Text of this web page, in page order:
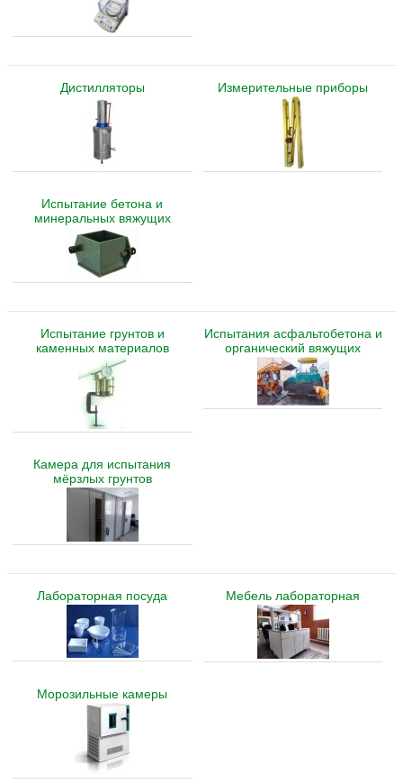
Дистилляторы Измерительные приборы
Испытание бетона и
минеральных вяжущих
Испытание грунтов и
каменных материалов
Испытания асфальтобетона и
органический вяжущих
Камера для испытания
мёрзлых грунтов
Лабораторная посуда Мебель лабораторная
Морозильные камеры